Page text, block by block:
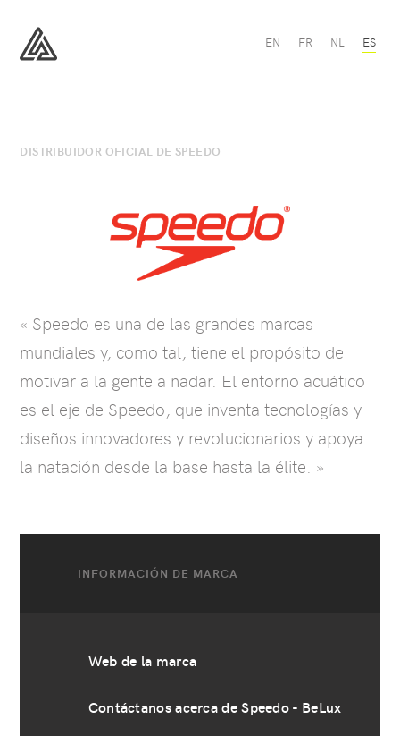
Speedo
All
ES
EN FR NL
DISTRIBUIDOR OFICIAL DE SPEEDO
« Speedo es una de las grandes marcas
mundiales y, como tal, tiene el propósito de
motivar a la gente a nadar. El entorno acuático
es el eje de Speedo, que inventa tecnologías y
diseños innovadores y revolucionarios y apoya
la natación desde la base hasta la élite. »
INFORMACIÓN DE MARCA
Web de la marca
Contáctanos acerca de Speedo - BeLux